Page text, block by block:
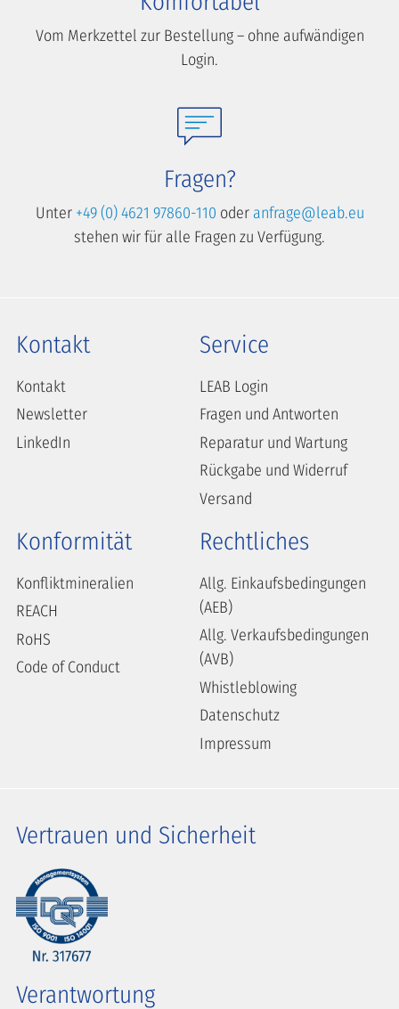
Vom Merkzettel zur Bestellung – ohne aufwändigen
Login.
Fragen?
Unter +49 (0) 4621 97860-110 oder anfrage@leab.eu
stehen wir für alle Fragen zu Verfügung.
Kontakt
Kontakt
Newsletter
LinkedIn
Service
LEAB Login
Fragen und Antworten
Reparatur und Wartung
Rückgabe und Widerruf
Versand
Konformität
Konfliktmineralien
REACH
RoHS
Code of Conduct
Rechtliches
Allg. Einkaufsbedingungen
(AEB)
Allg. Verkaufsbedingungen
(AVB)
Whistleblowing
Datenschutz
Impressum
Vertrauen und Sicherheit
Verantwortung